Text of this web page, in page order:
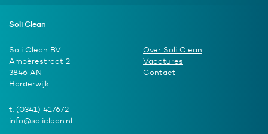
Soli Clean
Soli Clean BV
Ampèrestraat 2
3846 AN
Harderwijk
t. (0341) 417672
info@soliclean.nl
Over Soli Clean
Vacatures
Contact